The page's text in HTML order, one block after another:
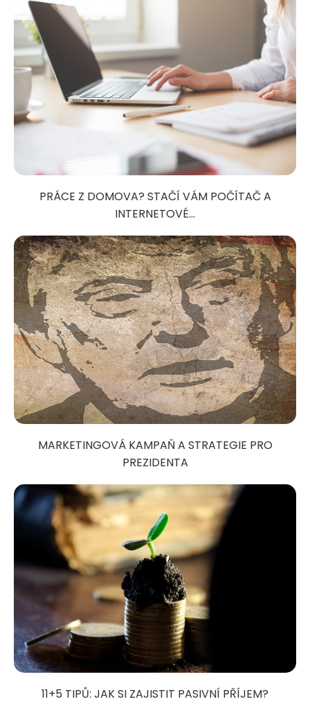
PRÁCE Z DOMOVA? STAČÍ VÁM POČÍTAČ A
INTERNETOVÉ...
MARKETINGOVÁ KAMPAŇ A STRATEGIE PRO
PREZIDENTA
11+5 TIPŮ: JAK SI ZAJISTIT PASIVNÍ PŘÍJEM?